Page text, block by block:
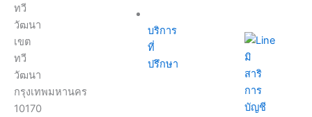
ทวี
วัฒนา
เขต
ทวี
วัฒนา
กรุงเทพมหานคร
10170
บริการ
ที่
ปรึกษา